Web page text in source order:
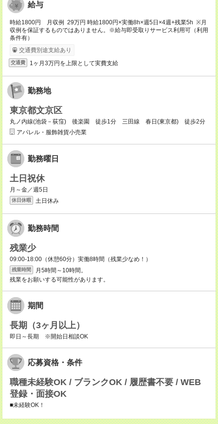
給与
時給1800円 月収例 29万円 時給1800円×実働8h×週5日×4週+残業5h ※月
収例を保証するものではありません。※給与即受取りサービス利用可（利用
条件有）
交通費別途支給あり
交通費 1ヶ月3万円を上限として実費支給
勤務地
東京都文京区
丸ノ内線(池袋－荻窪) 後楽園 徒歩1分 三田線 春日(東京都) 徒歩2分
アパレル・服飾雑貨小売業
勤務曜日
土日祝休
月～金／週5日
休日休暇 土日休み
勤務時間
残業少
09:00-18:00（休憩60分）実働8時間（残業少なめ！）
残業時間
月5時間～10時間。
残業をお願いする可能性があります。
期間
長期（3ヶ月以上）
即日～長期 ※開始日相談OK
応募資格・条件
職種未経験OK / ブランクOK / 履歴書不要 / WEB
登録・面接OK
■未経験OK！